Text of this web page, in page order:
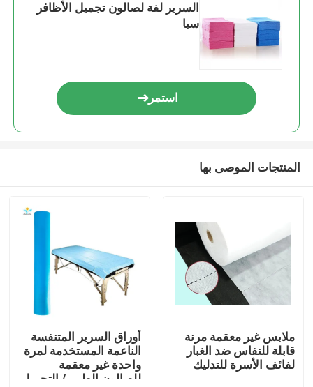
السرير لفة لصالون تجميل الأظافر
سبا
استمر
المنتجات الموصى بها
ملابس غير معقمة مرنة
قابلة للنفاس ضد الغبار
لفائف الأسرة للتدليك
أوراق السرير المتنفسة
الناعمة المستخدمة لمرة
واحدة غير معقمة
للصالون الطبي / التجميل